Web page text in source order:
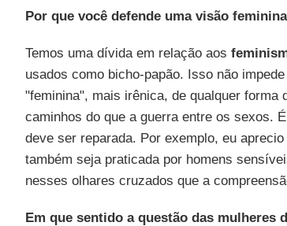
Por que você defende uma visão
Temos uma dívida em relação aos
usados como bicho-papão. Isso não
"feminina", mais irênica, de qualquer forma
caminhos do que a guerra entre os sexos.
deve ser reparada. Por exemplo, eu
também seja praticada por homens
nesses olhares cruzados que a
Em que sentido a questão das mulheres